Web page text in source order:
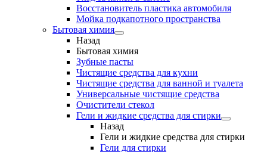
Восстановитель пластика автомобиля
Мойка подкапотного пространства
Бытовая химия
Назад
Бытовая химия
Зубные пасты
Чистящие средства для кухни
Чистящие средства для ванной и туалета
Универсальные чистящие средства
Очистители стекол
Гели и жидкие средства для стирки
Назад
Гели и жидкие средства для стирки
Гели для стирки